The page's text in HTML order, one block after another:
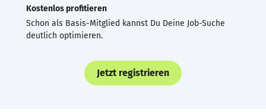
Kostenlos profitieren
Schon als Basis-Mitglied kannst Du Deine Job-Suche
deutlich optimieren.
Jetzt registrieren